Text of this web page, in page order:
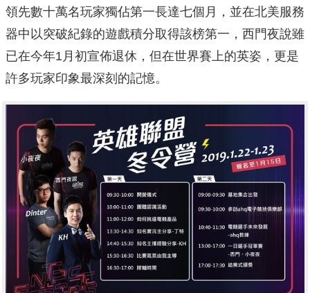
領先數十萬名玩家獨佔第一長達七個月，並在北美服務
器中以突破紀錄的遊戲積分取得該榜第一，西門夜說雖
已在今年1月初宣佈退休，但在世界賽上的英姿，更是
許多玩家印象最深刻的記憶。